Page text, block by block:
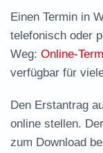
Einen Termin in
telefonisch oder
Weg: Online-
verfügbar für
Den Erstantrag
online stellen. Der
zum Download